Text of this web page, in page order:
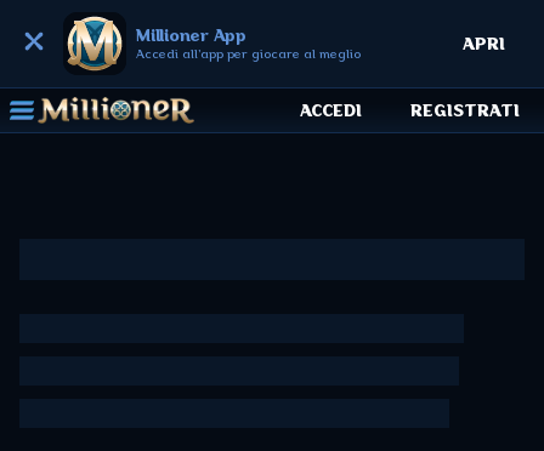
Millioner App
Accedi all'app per giocare al meglio
APRI
ACCEDI REGISTRATI